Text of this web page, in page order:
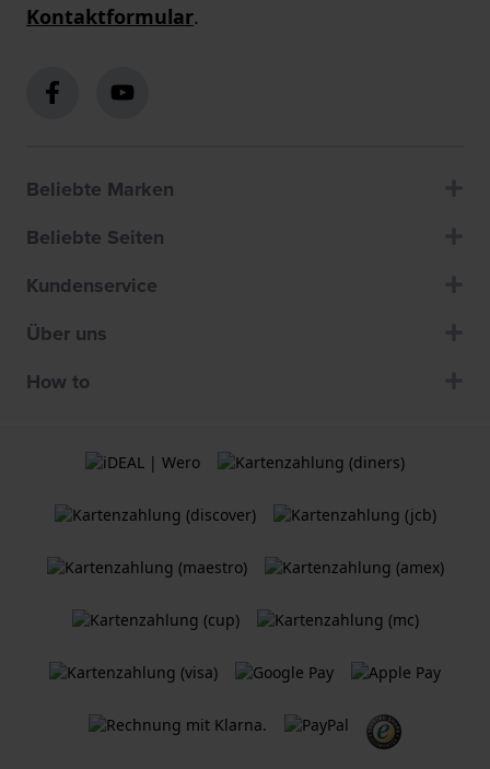
Kontaktformular.
Beliebte Marken
Beliebte Seiten
Kundenservice
Über uns
How to